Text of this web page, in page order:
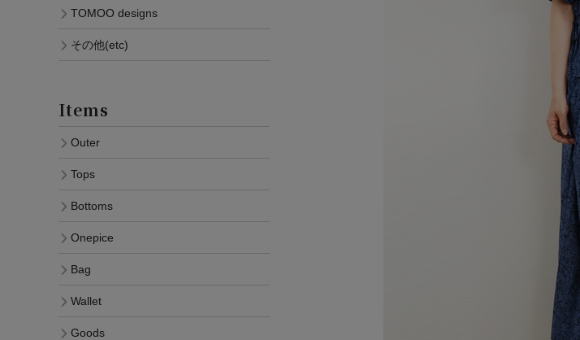
Squady
SYNANOGUE
TAGE/SON
THURIUM
tiny dinosaur
TOMOO
designs
その他(etc)
TOMOO designs
その他(etc)
Items
Outer
Tops
Bottoms
Onepice
Bag
Wallet
Goods